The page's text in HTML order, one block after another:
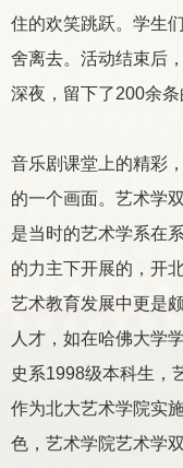
住的欢笑跳跃。学生
舍离去。活动结束后，
深夜，留下了200余条
音乐剧课堂上的精彩
的一个画面。艺术学
是当时的艺术学系在
的力主下开展的，开
艺术教育发展中更是
人才，如在哈佛大学
史系1998级本科生，
作为北大艺术学院实
色，艺术学院艺术学